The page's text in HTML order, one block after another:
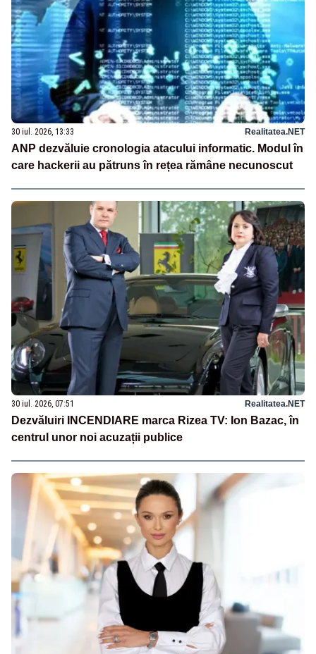
30 iul. 2026, 13:33 Realitatea.NET
ANP dezvăluie cronologia atacului informatic. Modul în
care hackerii au pătruns în rețea rămâne necunoscut
30 iul. 2026, 07:51 Realitatea.NET
Dezvăluiri INCENDIARE marca Rizea TV: Ion Bazac, în
centrul unor noi acuzații publice